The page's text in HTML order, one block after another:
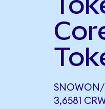
SNOWON/
3,6581